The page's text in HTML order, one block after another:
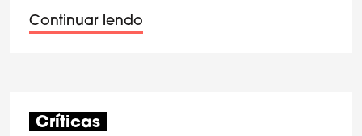
Continuar lendo
Críticas